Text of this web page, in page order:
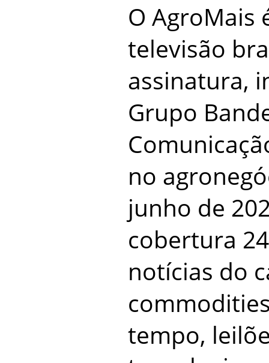
O AgroMais
televisão
assinatura,
Grupo
no
junho de
cobertura
notícias do
tempo,